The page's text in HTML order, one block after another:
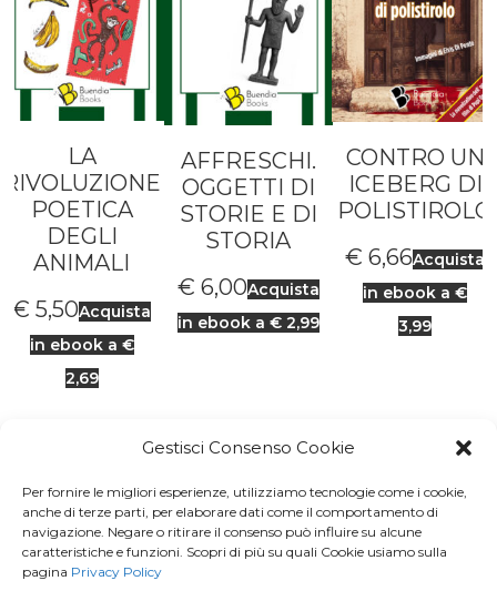
Gestisci Consenso Cookie
Per fornire le migliori esperienze, utilizziamo tecnologie come i cookie,
anche di terze parti, per elaborare dati come il comportamento di
navigazione. Negare o ritirare il consenso può influire su alcune
caratteristiche e funzioni. Scopri di più su quali Cookie usiamo sulla
pagina Privacy Policy
LA
RIVOLUZIONE
POETICA
DEGLI
ANIMALI
€ 5,50Acquista
in ebook a €
2,69
AFFRESCHI.
OGGETTI DI
STORIE E DI
STORIA
€ 6,00Acquista
in ebook a € 2,99
CONTRO UN
ICEBERG DI
POLISTIROLO
€ 6,66Acquista
in ebook a €
3,99
Iscriviti aMacondo Post, la
Newsletter di BuendiaBooks